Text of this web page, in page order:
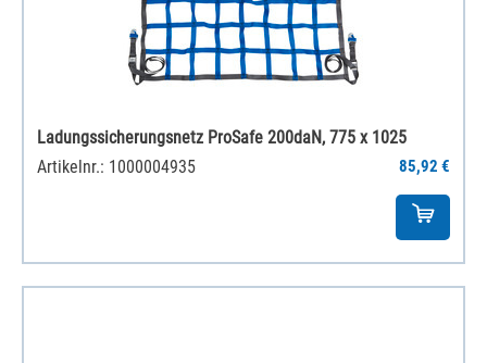
Ladungssicherungsnetz ProSafe 200daN, 775 x 1025
Artikelnr.: 1000004935
85,92 €